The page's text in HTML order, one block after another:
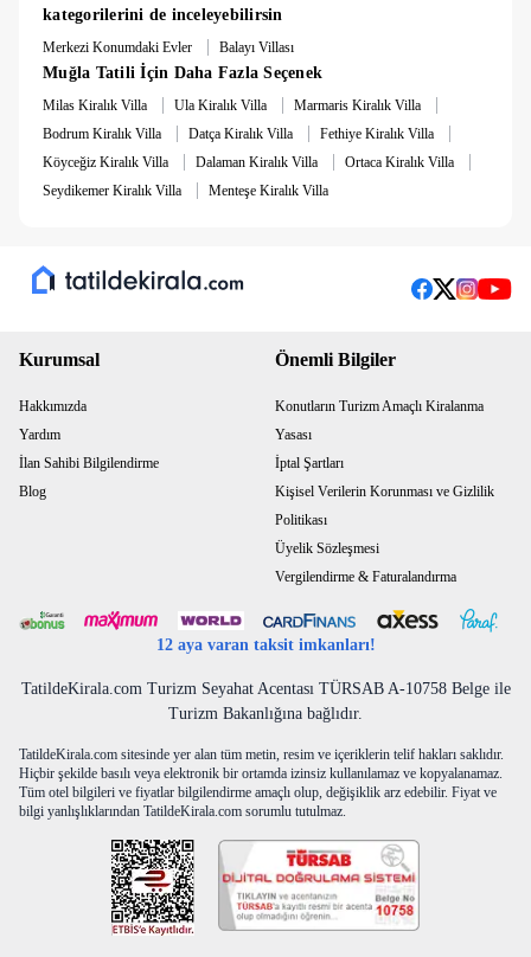
kategorilerini de inceleyebilirsin
Merkezi Konumdaki Evler | Balayı Villası
Muğla Tatili İçin Daha Fazla Seçenek
Milas Kiralık Villa | Ula Kiralık Villa | Marmaris Kiralık Villa |
Bodrum Kiralık Villa | Datça Kiralık Villa | Fethiye Kiralık Villa |
Köyceğiz Kiralık Villa | Dalaman Kiralık Villa | Ortaca Kiralık Villa |
Seydikemer Kiralık Villa | Menteşe Kiralık Villa
Kurumsal
Hakkımızda
Yardım
İlan Sahibi Bilgilendirme
Blog
Önemli Bilgiler
Konutların Turizm Amaçlı Kiralanma
Yasası
İptal Şartları
Kişisel Verilerin Korunması ve Gizlilik
Politikası
Üyelik Sözleşmesi
Vergilendirme & Faturalandırma
12 aya varan taksit imkanları!
TatildeKirala.com Turizm Seyahat Acentası TÜRSAB A-10758 Belge ile
Turizm Bakanlığına bağlıdır.
TatildeKirala.com sitesinde yer alan tüm metin, resim ve içeriklerin telif hakları saklıdır.
Hiçbir şekilde basılı veya elektronik bir ortamda izinsiz kullanılamaz ve kopyalanamaz.
Tüm otel bilgileri ve fiyatlar bilgilendirme amaçlı olup, değişiklik arz edebilir. Fiyat ve
bilgi yanlışlıklarından TatildeKirala.com sorumlu tutulmaz.